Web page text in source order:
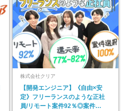
株式会社クリア
【開発エンジニア】《自由×安
定》フリーランスのような正社
員/リモート案件92％◎案件